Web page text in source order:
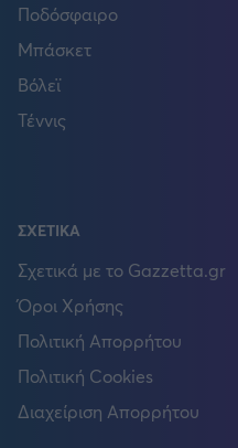
Ποδόσφαιρο
Μπάσκετ
Βόλεϊ
Τέννις
ΣΧΕΤΙΚΑ
Σχετικά με το Gazzetta.gr
Όροι Χρήσης
Πολιτική Απορρήτου
Πολιτική Cookies
Διαχείριση Απορρήτου